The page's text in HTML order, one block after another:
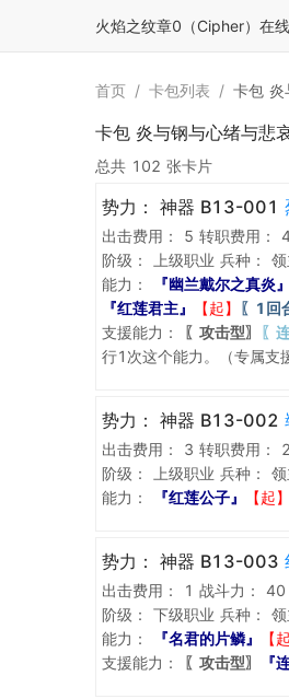
火焰之纹章0（Cipher）在
首页 / 卡包列表 / 卡包 炎
卡包 炎与钢与心绪与悲
总共 102 张卡片
势力： 神器 B13-001
出击费用： 5 转职费用：
阶级：
上级职业 兵种：
能力：
『幽兰戴尔之真炎』
『红莲君主』
【起】 〖1回
支援能力：
〖攻击型〗 〖
行1次这个能力。（专属支
势力： 神器 B13-002
出击费用： 3 转职费用： 2
阶级：
上级职业 兵种：
能力：
『红莲公子』 【起】
势力： 神器 B13-003
出击费用： 1 战斗力： 40
阶级：
下级职业 兵种：
能力：
『名君的片鳞』 【
支援能力：
〖攻击型〗 『